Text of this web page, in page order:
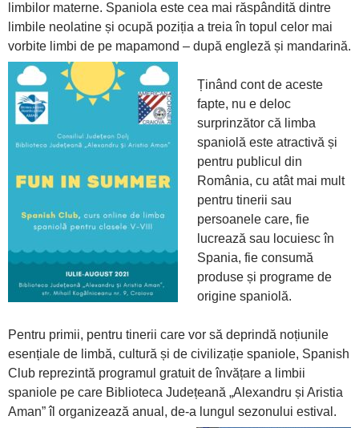
limbilor materne. Spaniola este cea mai răspândită dintre
limbile neolatine și ocupă poziția a treia în topul celor mai
vorbite limbi de pe mapamond – după engleză și mandarină.
Ținând cont de aceste
fapte, nu e deloc
surprinzător că limba
spaniolă este atractivă și
pentru publicul din
România, cu atât mai mult
pentru tinerii sau
persoanele care, fie
lucrează sau locuiesc în
Spania, fie consumă
produse și programe de
origine spaniolă.
Pentru primii, pentru tinerii care vor să deprindă noțiunile
esențiale de limbă, cultură și de civilizație spaniole, Spanish
Club reprezintă programul gratuit de învățare a limbii
spaniole pe care Biblioteca Județeană „Alexandru și Aristia
Aman” îl organizează anual, de-a lungul sezonului estival.